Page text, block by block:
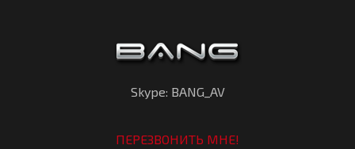
Skype: BANG_AV
ПЕРЕЗВОНИТЬ МНЕ!